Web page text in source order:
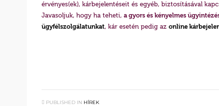
érvényes(ek), kárbejelentéseit és egyéb, biztosításával
Javasoljuk, hogy ha teheti, a gyors és kényelmes
ügyfélszolgálatunkat, kár esetén pedig az online
PUBLISHED IN HÍREK